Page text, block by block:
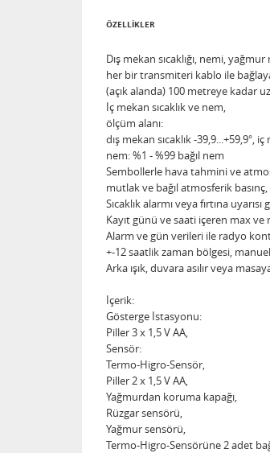
ÖZELLİKLER
Dış mekan sıcaklığı, nemi,
her bir transmiteri kablo ile
(açık alanda) 100 metreye kadar
İç mekan sıcaklık ve nem,
ölçüm alanı:
dış mekan sıcaklık -39,9...+59,9°,
nem: %1 - %99 bağıl nem
Sembollerle hava tahmini ve
mutlak ve bağıl atmosferik
Sıcaklık alarmı veya fırtına
Kayıt günü ve saati içeren max ve
Alarm ve gün verileri ile radyo
+-12 saatlik zaman bölgesi,
Arka ışık, duvara asılır veya
İçerik:
Gösterge İstasyonu:
Piller 3 x 1,5 V AA,
Sensör:
Termo-Higro-Sensör,
Piller 2 x 1,5 V AA,
Yağmurdan koruma kapağı,
Rüzgar sensörü,
Yağmur sensörü,
Termo-Higro-Sensörüne 2 adet